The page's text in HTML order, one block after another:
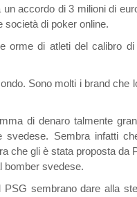
accordo di 3 milioni di
società di poker online.
orme di atleti del calibro
Sono molti i brand che
di denaro talmente
svedese. Sembra infatti
che gli è stata proposta da
bomber svedese.
sembrano dare alla